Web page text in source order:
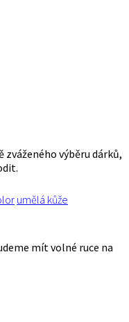
zváženého výběru dárků,
umělá kůže
mít volné ruce na